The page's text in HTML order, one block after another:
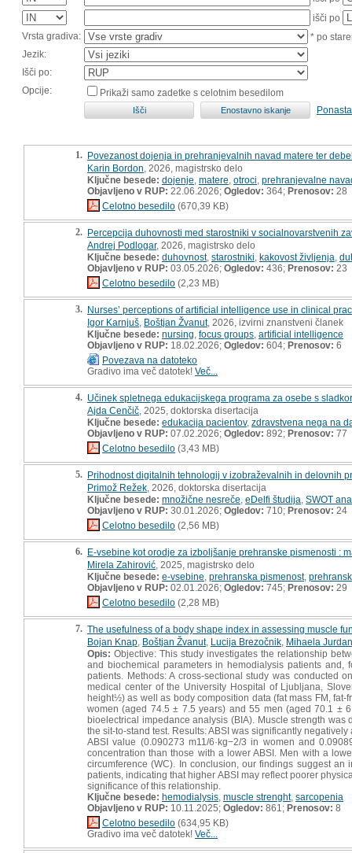
išči po
Vrsta gradiva:
* po
Jezik:
Išči po:
Opcije:
Prikaži samo zadetke s celotnim besedilom
1. Povezanost dojenja in prehranjevalnih navad matere ter
Karin Bordon , 2026, magistrsko delo
Ključne besede: dojenje matere otroci prehranjevalne
Objavljeno v RUP: 22.06.2026; Ogledov: 364; Prenosov: 28
Celotno besedilo (670,39 KB)
2. Percepcija duhovnosti med starostniki v socialnovarstvenih
Andrej Podlogar, 2026, magistrsko delo
Ključne besede: duhovnost, starostniki kakovost življenja
Objavljeno v RUP: 03.05.2026; Ogledov: 436; Prenosov: 23
Celotno besedilo (2,23 MB)
3. Nurses’ perceptions of artificial intelligence use in clinical
Igor Karnjuš Boštjan Žvanut, 2026, izvirni znanstveni članek
Ključne besede: nursing focus groups artificial intelligence
Objavljeno v RUP: 18.02.2026; Ogledov: 604; Prenosov: 6
Povezava na datoteko
Gradivo ima več datotek! Več...
4. Učinek spletnega edukacijskega programa za osebe s
Ajda Cenčič , 2025, doktorska disertacija
Ključne besede: edukacija pacientov, zdravstvena nega na
Objavljeno v RUP: 07.02.2026; Ogledov: 892; Prenosov: 77
Celotno besedilo (3,43 MB)
5. Prihodnost digitalnih tehnologij v izobraževalnih in delovnih
Primož Režek , 2026, doktorska disertacija
Ključne besede: množične nesreče eDelfi študija SWOT
Objavljeno v RUP: 30.01.2026; Ogledov: 710; Prenosov: 24
Celotno besedilo (2,56 MB)
6. E-vsebine kot orodje za izboljšanje prehranske pismenosti :
Mirela Zahirović , 2025, magistrsko delo
Ključne besede: e-vsebine prehranska pismenost,
Objavljeno v RUP: 02.01.2026; Ogledov: 745; Prenosov: 29
Celotno besedilo (2,28 MB)
7. The usefulness of a body shape index in assessing muscle
Bojan Knap Boštjan Žvanut, Lucija Brezočnik Mihaela
Opis: Objective: This study investigates the relationship
and biochemical parameters in hemodialysis patients
patients. Methods: A cross-sectional study was conducted
medical center of the University Hospital of Ljubljana,
height½) as well as body composition data (fat mass FM,
women (aged 74.5 ± 7.5 years) and 55 men (aged 70.1 ±
bioelectrical impedance analysis (BIA). Muscle strength
the sit-to-stand test. Results: ABSI was significantly
ABSI value (0.090273 m11/6·kg−2/3 in women and
concentration than those with a lower ABSI. Men with a
circumference (WC). In conclusion, our findings suggest
patients, indicating that higher ABSI may reflect poorer
significance of this relationship.
Ključne besede: hemodialysis muscle strenght, sarcopenia
Objavljeno v RUP: 10.11.2025; Ogledov: 861; Prenosov: 8
Celotno besedilo (634,95 KB)
Gradivo ima več datotek! Več...